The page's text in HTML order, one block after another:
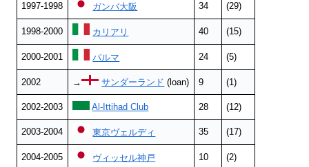
1997-1998 ガンバ大阪 34 (29)
1998-2000 カリアリ 40 (15)
2000-2001 パルマ 24 (5)
2002 → サンダーランド (loan) 9 (1)
2002-2003 Al-Ittihad Club 28 (12)
2003-2004 東京ヴェルディ 35 (17)
2004-2005 ヴィッセル神戸 10 (2)